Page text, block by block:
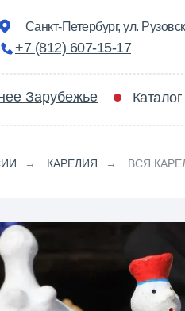
+7 (812) 607-15-17
Санкт-Петербург, ул.
Зарубежье
→ КАРЕЛИЯ → ВСЯ